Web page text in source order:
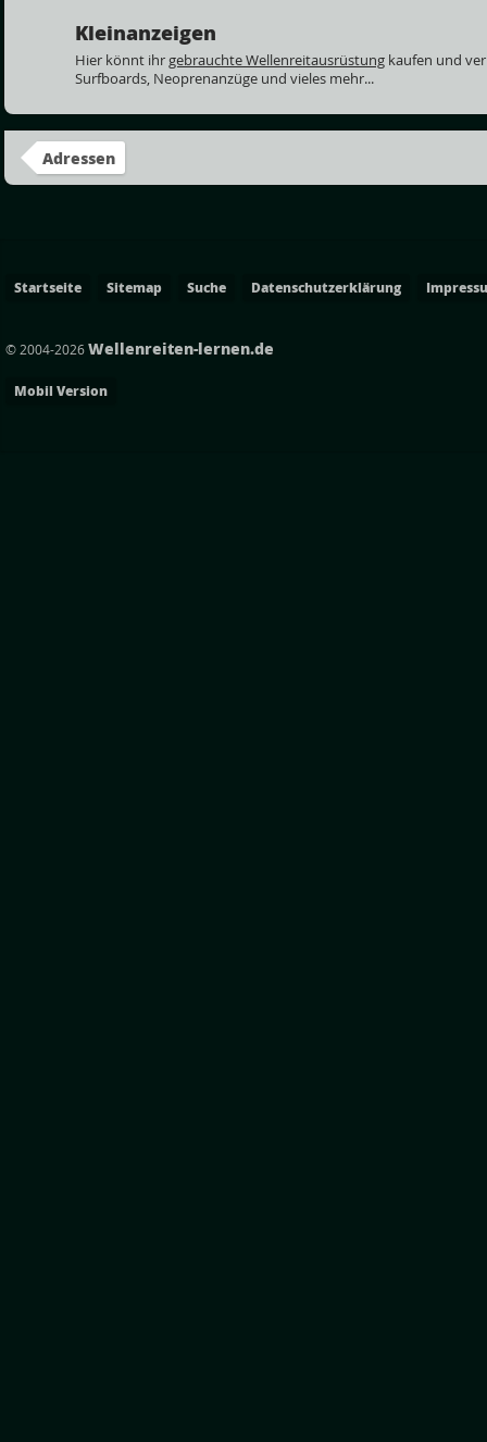
Kleinanzeigen
Hier könnt ihrgebrauchte Wellenreitausrüstung kaufen und
Surfboards, Neoprenanzüge und vieles mehr...
Adressen
Startseite Sitemap Suche Datenschutzerklärung
© 2004-2026Wellenreiten-lernen.de
Mobil Version